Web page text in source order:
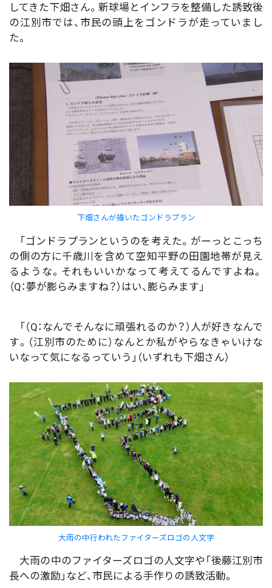
してきた下畑さん。新球場とインフラを整備した誘致後
の江別市では、市民の頭上をゴンドラが走っていまし
た。
下畑さんが描いたゴンドラプラン
「ゴンドラプランというのを考えた。がーっとこっち
の側の方に千歳川を含めて空知平野の田園地帯が見え
るような。それもいいかなって考えてるんですよね。
（Q：夢が膨らみますね？）はい、膨らみます」
「（Q：なんでそんなに頑張れるのか？）人が好きなんで
す。（江別市のために）なんとか私がやらなきゃいけな
いなって気になるっていう」（いずれも下畑さん）
大雨の中行われたファイターズロゴの人文字
大雨の中のファイターズロゴの人文字や「後藤江別市
長への激励」など、市民による手作りの誘致活動。